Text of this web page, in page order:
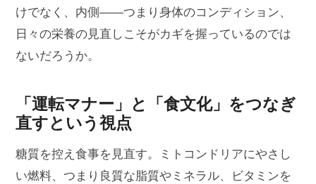
けでなく、内側――つまり身体のコンディション、
日々の栄養の見直しこそがカギを握っているのでは
ないだろうか。
「運転マナー」と「食文化」をつなぎ
直すという視点
糖質を控え食事を見直す。ミトコンドリアにやさし
い燃料、つまり良質な脂質やミネラル、ビタミンを